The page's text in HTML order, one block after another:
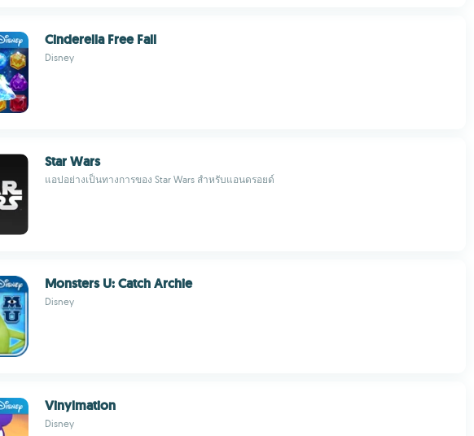
Cinderella Free Fall
Disney
Star Wars
แอปอย่างเป็นทางการของ Star Wars สำหรับแอนดรอยด์
Monsters U: Catch Archie
Disney
Vinylmation
Disney